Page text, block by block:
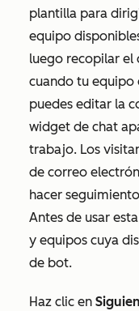
plantilla para
equipo
luego recopilar el
cuando tu equipo
puedes editar la
widget de chat
trabajo. Los
de correo
hacer
Antes de usar
y equipos cuya
de bot.
Haz clic en